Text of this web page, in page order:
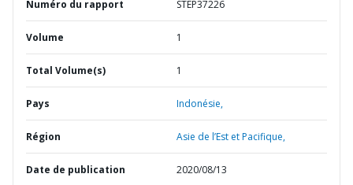
Numéro du rapport STEP37226
Volume 1
Total Volume(s) 1
Pays Indonésie,
Région Asie de l’Est et Pacifique,
Date de publication 2020/08/13